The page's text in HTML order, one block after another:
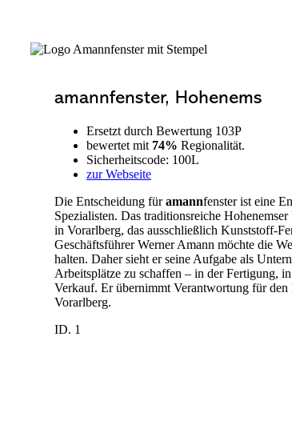
amannfenster, Hohenems
Ersetzt durch Bewertung 103P
bewertet mit 74% Regionalität.
Sicherheitscode: 100L
zur Webseite
Die Entscheidung füramannfenster ist eine
Spezialisten. Das traditionsreiche
in Vorarlberg, das ausschließlich Kunststoff-
Geschäftsführer Werner Amann möchte die
halten. Daher sieht er seine Aufgabe als
Arbeitsplätze zu schaffen – in der Fertigung,
Verkauf. Er übernimmt Verantwortung für den
Vorarlberg.
ID. 1